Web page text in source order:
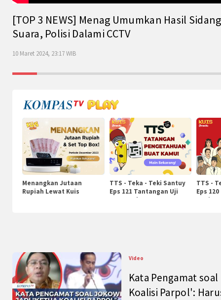
[TOP 3 NEWS] Menag Umumkan Hasil
Suara, Polisi Dalami CCTV
10 Maret 2024, 23:17 WIB
Menangkan Jutaan
Rupiah Lewat Kuis
TTS - Teka - Teki Santuy
Eps 121 Tantangan Uji
Pengetahuan
TTS -
Eps
Video
Kata Pengamat
Koalisi Parpol':